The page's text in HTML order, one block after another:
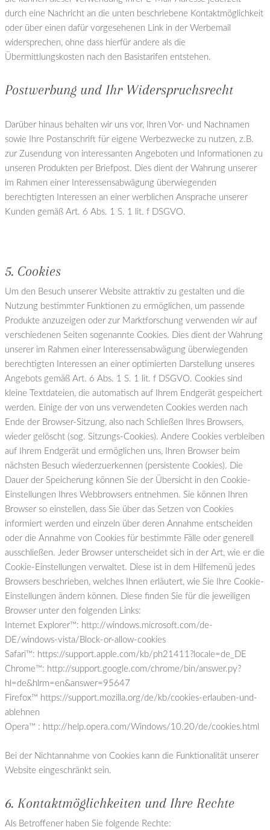
durch eine Nachricht an die unten beschriebene Kontaktmöglichkeit
oder über einen dafür vorgesehenen Link in der Werbemail
widersprechen, ohne dass hierfür andere als die
Übermittlungskosten nach den Basistarifen entstehen.
Postwerbung und Ihr Widerspruchsrecht
Darüber hinaus behalten wir uns vor, Ihren Vor- und Nachnamen
sowie Ihre Postanschrift für eigene Werbezwecke zu nutzen, z.B.
zur Zusendung von interessanten Angeboten und Informationen zu
unseren Produkten per Briefpost. Dies dient der Wahrung unserer
im Rahmen einer Interessensabwägung überwiegenden
berechtigten Interessen an einer werblichen Ansprache unserer
Kunden gemäß Art. 6 Abs. 1 S. 1 lit. f DSGVO.
5. Cookies
Um den Besuch unserer Website attraktiv zu gestalten und die
Nutzung bestimmter Funktionen zu ermöglichen, um passende
Produkte anzuzeigen oder zur Marktforschung verwenden wir auf
verschiedenen Seiten sogenannte Cookies. Dies dient der Wahrung
unserer im Rahmen einer Interessensabwägung überwiegenden
berechtigten Interessen an einer optimierten Darstellung unseres
Angebots gemäß Art. 6 Abs. 1 S. 1 lit. f DSGVO. Cookies sind
kleine Textdateien, die automatisch auf Ihrem Endgerät gespeichert
werden. Einige der von uns verwendeten Cookies werden nach
Ende der Browser-Sitzung, also nach Schließen Ihres Browsers,
wieder gelöscht (sog. Sitzungs-Cookies). Andere Cookies verbleiben
auf Ihrem Endgerät und ermöglichen uns, Ihren Browser beim
nächsten Besuch wiederzuerkennen (persistente Cookies). Die
Dauer der Speicherung können Sie der Übersicht in den Cookie-
Einstellungen Ihres Webbrowsers entnehmen. Sie können Ihren
Browser so einstellen, dass Sie über das Setzen von Cookies
informiert werden und einzeln über deren Annahme entscheiden
oder die Annahme von Cookies für bestimmte Fälle oder generell
ausschließen. Jeder Browser unterscheidet sich in der Art, wie er die
Cookie-Einstellungen verwaltet. Diese ist in dem Hilfemenü jedes
Browsers beschrieben, welches Ihnen erläutert, wie Sie Ihre Cookie-
Einstellungen ändern können. Diese finden Sie für die jeweiligen
Browser unter den folgenden Links:
Internet Explorer™: http://windows.microsoft.com/de-
DE/windows-vista/Block-or-allow-cookies
Safari™: https://support.apple.com/kb/ph21411?locale=de_DE
Chrome™: http://support.google.com/chrome/bin/answer.py?
hl=de&hlrm=en&answer=95647
Firefox™ https://support.mozilla.org/de/kb/cookies-erlauben-und-
ablehnen
Opera™ : http://help.opera.com/Windows/10.20/de/cookies.html
Bei der Nichtannahme von Cookies kann die Funktionalität unserer
Website eingeschränkt sein.
6. Kontaktmöglichkeiten und Ihre Rechte
Als Betroffener haben Sie folgende Rechte: